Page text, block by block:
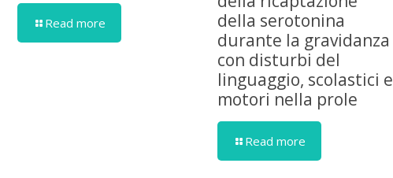
Read more
della serotonina
durante la gravidanza
con disturbi del
linguaggio, scolastici e
motori nella prole
Read more